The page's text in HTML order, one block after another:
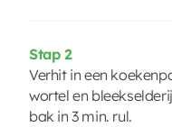
Stap 2
Verhit in een
wortel en
bak in 3 min. rul.